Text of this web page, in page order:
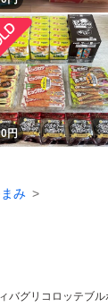
円
み
バグリコ ロッテブル